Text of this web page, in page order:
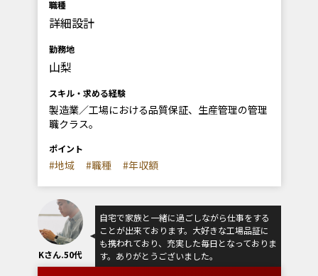
職種
詳細設計
勤務地
山梨
スキル・求める経験
製造業／工場における品質保証、生産管理の管理
職クラス。
ポイント
#地域 #職種 #年収額
Kさん.50代
自宅で家族と一緒に過ごしながら仕事をする
ことが出来ております。大好きな工場品証に
も携われており、充実した毎日となっておりま
す。ありがとうございました。